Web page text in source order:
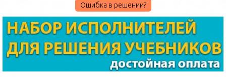
Ошибка в решении?